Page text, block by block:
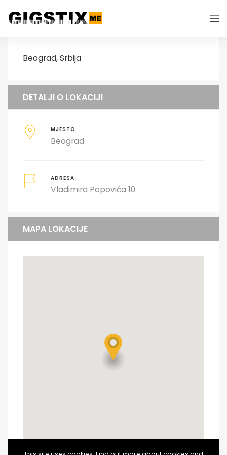
Beograd, Srbija
DETALJI O LOKACIJI
MJESTO
Beograd
ADRESA
Vladimira Popovića 10
MAPA LOKACIJE